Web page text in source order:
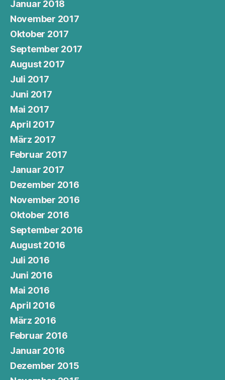
Januar 2018
November 2017
Oktober 2017
September 2017
August 2017
Juli 2017
Juni 2017
Mai 2017
April 2017
März 2017
Februar 2017
Januar 2017
Dezember 2016
November 2016
Oktober 2016
September 2016
August 2016
Juli 2016
Juni 2016
Mai 2016
April 2016
März 2016
Februar 2016
Januar 2016
Dezember 2015